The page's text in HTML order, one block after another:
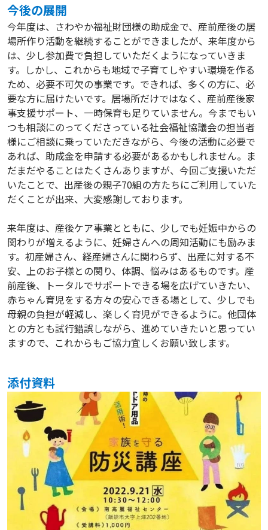
今後の展開
今年度は、さわやか福祉財団様の助成金で、産前産後の居
場所作り活動を継続することができましたが、来年度から
は、少し参加費で負担していただくようになっていきま
す。しかし、これからも地域で子育てしやすい環境を作る
ため、必要不可欠の事業です。できれば、多くの方に、必
要な方に届けたいです。居場所だけではなく、産前産後家
事支援サポート、一時保育も足りていません。今までもい
つも相談にのってくださっている社会福祉協議会の担当者
様にご相談に乗っていただきながら、今後の活動に必要で
あれば、助成金を申請する必要があるかもしれません。ま
だまだやることはたくさんありますが、今回ご支援いただ
いたことで、出産後の親子70組の方たちにご利用していた
だくことが出来、大変感謝しております。
来年度は、産後ケア事業とともに、少しでも妊娠中からの
関わりが増えるように、妊婦さんへの周知活動にも励みま
す。初産婦さん、経産婦さんに関わらず、出産に対する不
安、上のお子様との関り、体調、悩みはあるものです。産
前産後、トータルでサポートできる場を広げていきたい、
赤ちゃん育児をする方々の安心できる場として、少しでも
母親の負担が軽減し、楽しく育児ができるように。他団体
との方とも試行錯誤しながら、進めていきたいと思ってい
ますので、これからもご協力宜しくお願い致します。
添付資料